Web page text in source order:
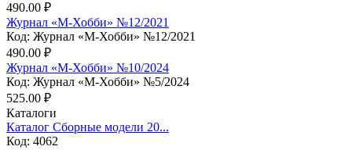
490.00 ₽
Журнал «М-Хобби» №12/2021
Код: Журнал «М-Хобби» №12/2021
490.00 ₽
Журнал «М-Хобби» №10/2024
Код: Журнал «М-Хобби» №5/2024
525.00 ₽
Каталоги
Каталог Сборные модели 20...
Код: 4062